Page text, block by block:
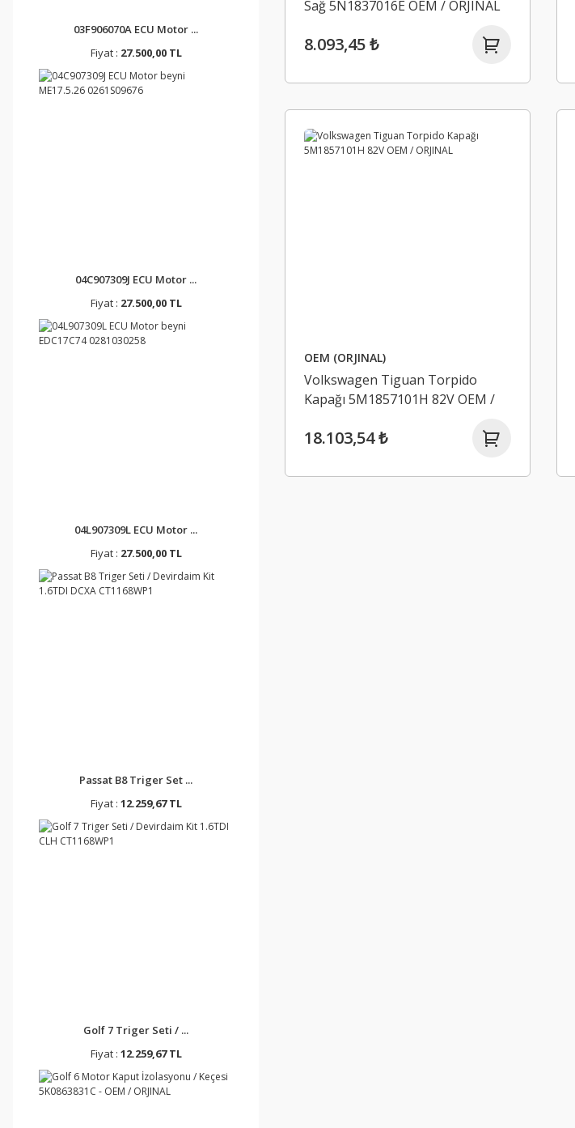
03F906070A ECU Motor ...
Fiyat : 27.500,00 TL
04C907309J ECU Motor ...
Fiyat : 27.500,00 TL
04L907309L ECU Motor ...
Fiyat : 27.500,00 TL
Passat B8 Triger Set ...
Fiyat : 12.259,67 TL
Golf 7 Triger Seti / ...
Fiyat : 12.259,67 TL
Sağ 5N1837016E OEM / ORJINAL
8.093,45 ₺
OEM (ORJINAL)
Volkswagen Tiguan Torpido
Kapağı 5M1857101H 82V OEM /
18.103,54 ₺